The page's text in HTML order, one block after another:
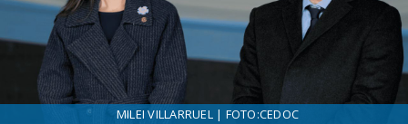
MILEI VILLARRUEL | FOTO:CEDOC